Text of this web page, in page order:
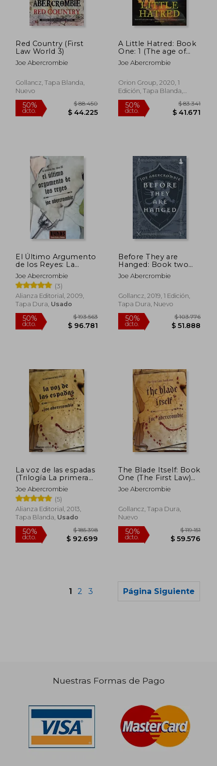
50%
dcto. $ 54.328
50%
dcto.
$ 82.814 $
Red Country (First
Law World 3)
Joe Abercrombie
Gollancz, Tapa Blanda,
Nuevo
$ 44.225
A Little Hatred: Book
One: 1 (The age of
Madness) (en Inglés)
Joe Abercrombie
Orion Group, 2020, 1
Edición, Tapa Blanda,
Nuevo
El Último Argumento
de los Reyes: La
Primera Ley. Libro iii
(Runas)
Joe Abercrombie
(3)
Alianza Editorial, 2009,
Tapa Dura, Usado
Before They are
Hanged: Book two
(The First Law) (en
Inglés)
Joe Abercrombie
Gollancz, 2019, 1 Edición,
Tapa Dura, Nuevo
La voz de las espadas
(Trilogía La primera
ley 1)
Joe Abercrombie
(5)
Alianza Editorial, 2013,
Tapa Blanda, Usado
The Blade Itself: Book
One (The First Law)
(en Inglés)
Joe Abercrombie
Gollancz, Tapa Dura,
Nuevo
1 2 3 Página Siguiente
Nuestras Formas de Pago